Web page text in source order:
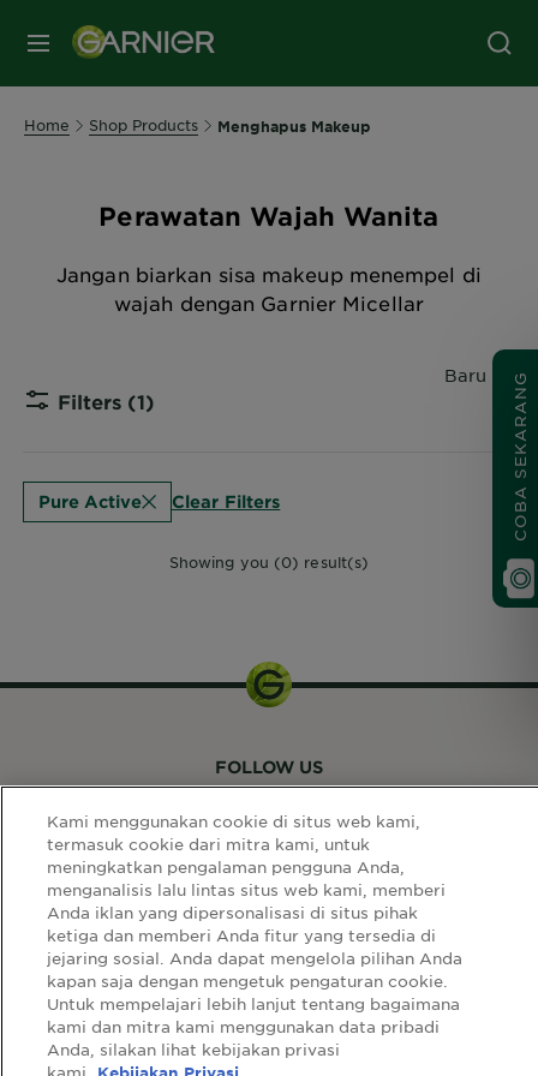
MENU
Home Shop Products Menghapus Makeup
Perawatan Wajah Wanita
Jangan biarkan sisa makeup menempel di
wajah dengan Garnier Micellar
Filters (1)
Urutkan
Baru
Pure Active Clear Filters
Showing you (0) result(s)
LINK SITUS
sitemap syarat & ketentuan
Select
Your
Country:
Select Your Country:
FOLLOW US
COBA SEKARANG
Kami menggunakan cookie di situs web kami,
termasuk cookie dari mitra kami, untuk
meningkatkan pengalaman pengguna Anda,
menganalisis lalu lintas situs web kami, memberi
Anda iklan yang dipersonalisasi di situs pihak
ketiga dan memberi Anda fitur yang tersedia di
jejaring sosial. Anda dapat mengelola pilihan Anda
kapan saja dengan mengetuk pengaturan cookie.
Untuk mempelajari lebih lanjut tentang bagaimana
kami dan mitra kami menggunakan data pribadi
Anda, silakan lihat kebijakan privasi
kami.